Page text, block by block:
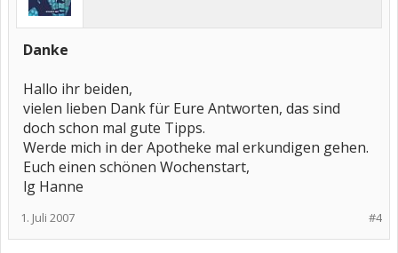
Danke
Hallo ihr beiden,
vielen lieben Dank für Eure Antworten, das sind
doch schon mal gute Tipps.
Werde mich in der Apotheke mal erkundigen gehen.
Euch einen schönen Wochenstart,
lg Hanne
#4
1. Juli 2007